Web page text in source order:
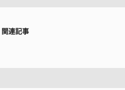
関連記事